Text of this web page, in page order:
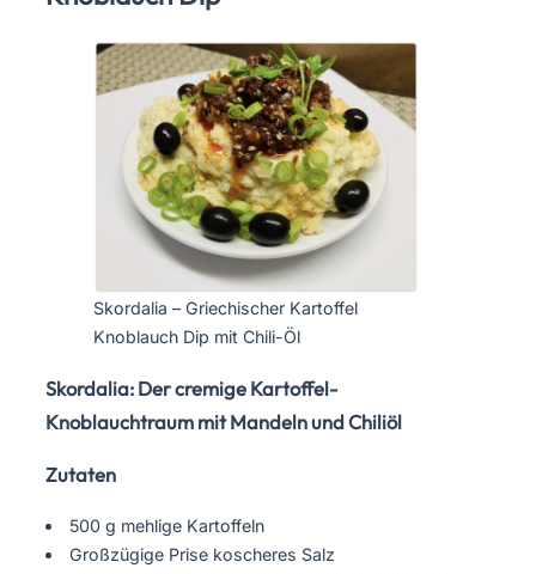
Skordalia – Griechischer Kartoffel
Knoblauch Dip mit Chili-Öl
Skordalia: Der cremige Kartoffel-
Knoblauchtraum mit Mandeln und Chiliöl
Zutaten
500 g mehlige Kartoffeln
Großzügige Prise koscheres Salz